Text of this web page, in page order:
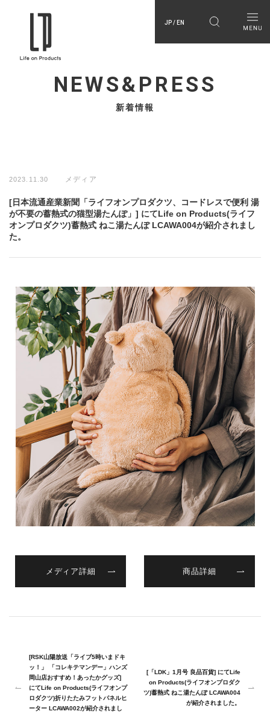
JP / EN
NEWS&PRESS
新着情報
2023.11.30 メディア
[日本流通産業新聞「ライフオンプロダクツ、コードレスで便利 湯
が不要の蓄熱式の猫型湯たんぽ」] にてLife on Products(ライフ
オンプロダクツ)蓄熱式 ねこ湯たんぽ LCAWA004が紹介されまし
た。
メディア詳細 商品詳細
[RSK山陽放送「ライブ5時いまドキ
ッ！」 「コレキテマンデー」ハンズ
岡山店おすすめ！あったかグッズ]
にてLife on Products(ライフオンプ
ロダクツ)折りたたみフットパネルヒ
ーター LCAWA002が紹介されまし
[「LDK」1月号 良品百貨] にてLife
on Products(ライフオンプロダク
ツ)蓄熱式 ねこ湯たんぽ LCAWA004
が紹介されました。